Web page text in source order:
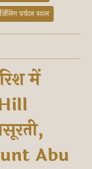
पर्यटन स्थल
में
Abu